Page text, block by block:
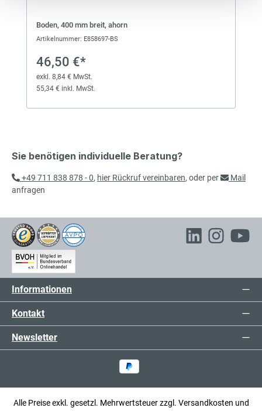
Boden, 400 mm breit, ahorn
Artikelnummer: E858697-BS
46,50 €*
exkl. 8,84 € MwSt.
55,34 € inkl. MwSt.
Sie benötigen individuelle Beratung?
+49 711 838 878 - 0, hier Rückruf vereinbaren, oder per
Mail
anfragen
Informationen
Kontakt
Newsletter
Alle Preise exkl. gesetzl. Mehrwertsteuer zzgl. Versandkosten und